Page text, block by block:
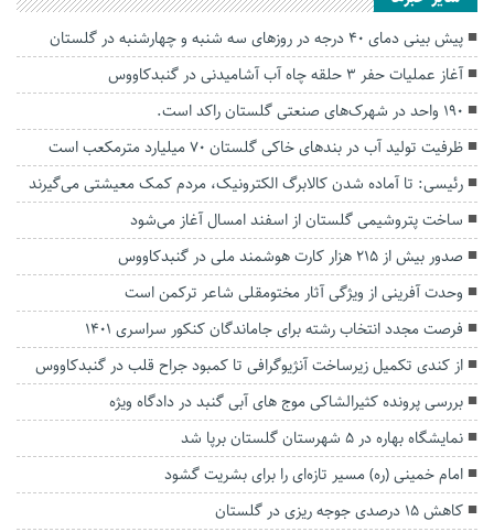
پیش بینی دمای ۴۰ درجه در روز‌های سه شنبه و چهارشنبه در گلستان
آغاز عملیات حفر ۳ حلقه چاه آب آشامیدنی در گنبدکاووس
۱۹۰ واحد در شهرک‌های صنعتی گلستان راکد است.
ظرفیت تولید آب در بندهای خاکی گلستان ۷۰ میلیارد مترمکعب است
رئیسی: تا آماده شدن کالابرگ الکترونیک، مردم کمک معیشتی می‌گیرند
ساخت پتروشیمی گلستان از اسفند امسال آغاز می‌شود
صدور بیش از ۲۱۵ هزار کارت هوشمند ملی در گنبدکاووس
وحدت آفرینی از ویژگی آثار مختومقلی شاعر ترکمن است
فرصت مجدد انتخاب رشته برای جاماندگان کنکور سراسری ۱۴۰۱
از کندی تکمیل زیرساخت‌ آنژیوگرافی تا کمبود جراح قلب در گنبدکاووس
بررسی پرونده کثیرالشاکی موج های آبی گنبد در دادگاه ویژه
نمایشگاه بهاره در ۵ شهرستان گلستان برپا شد
امام خمینی (ره) مسیر تازه‌ای را برای بشریت گشود
کاهش ۱۵ درصدی جوجه ریزی در گلستان